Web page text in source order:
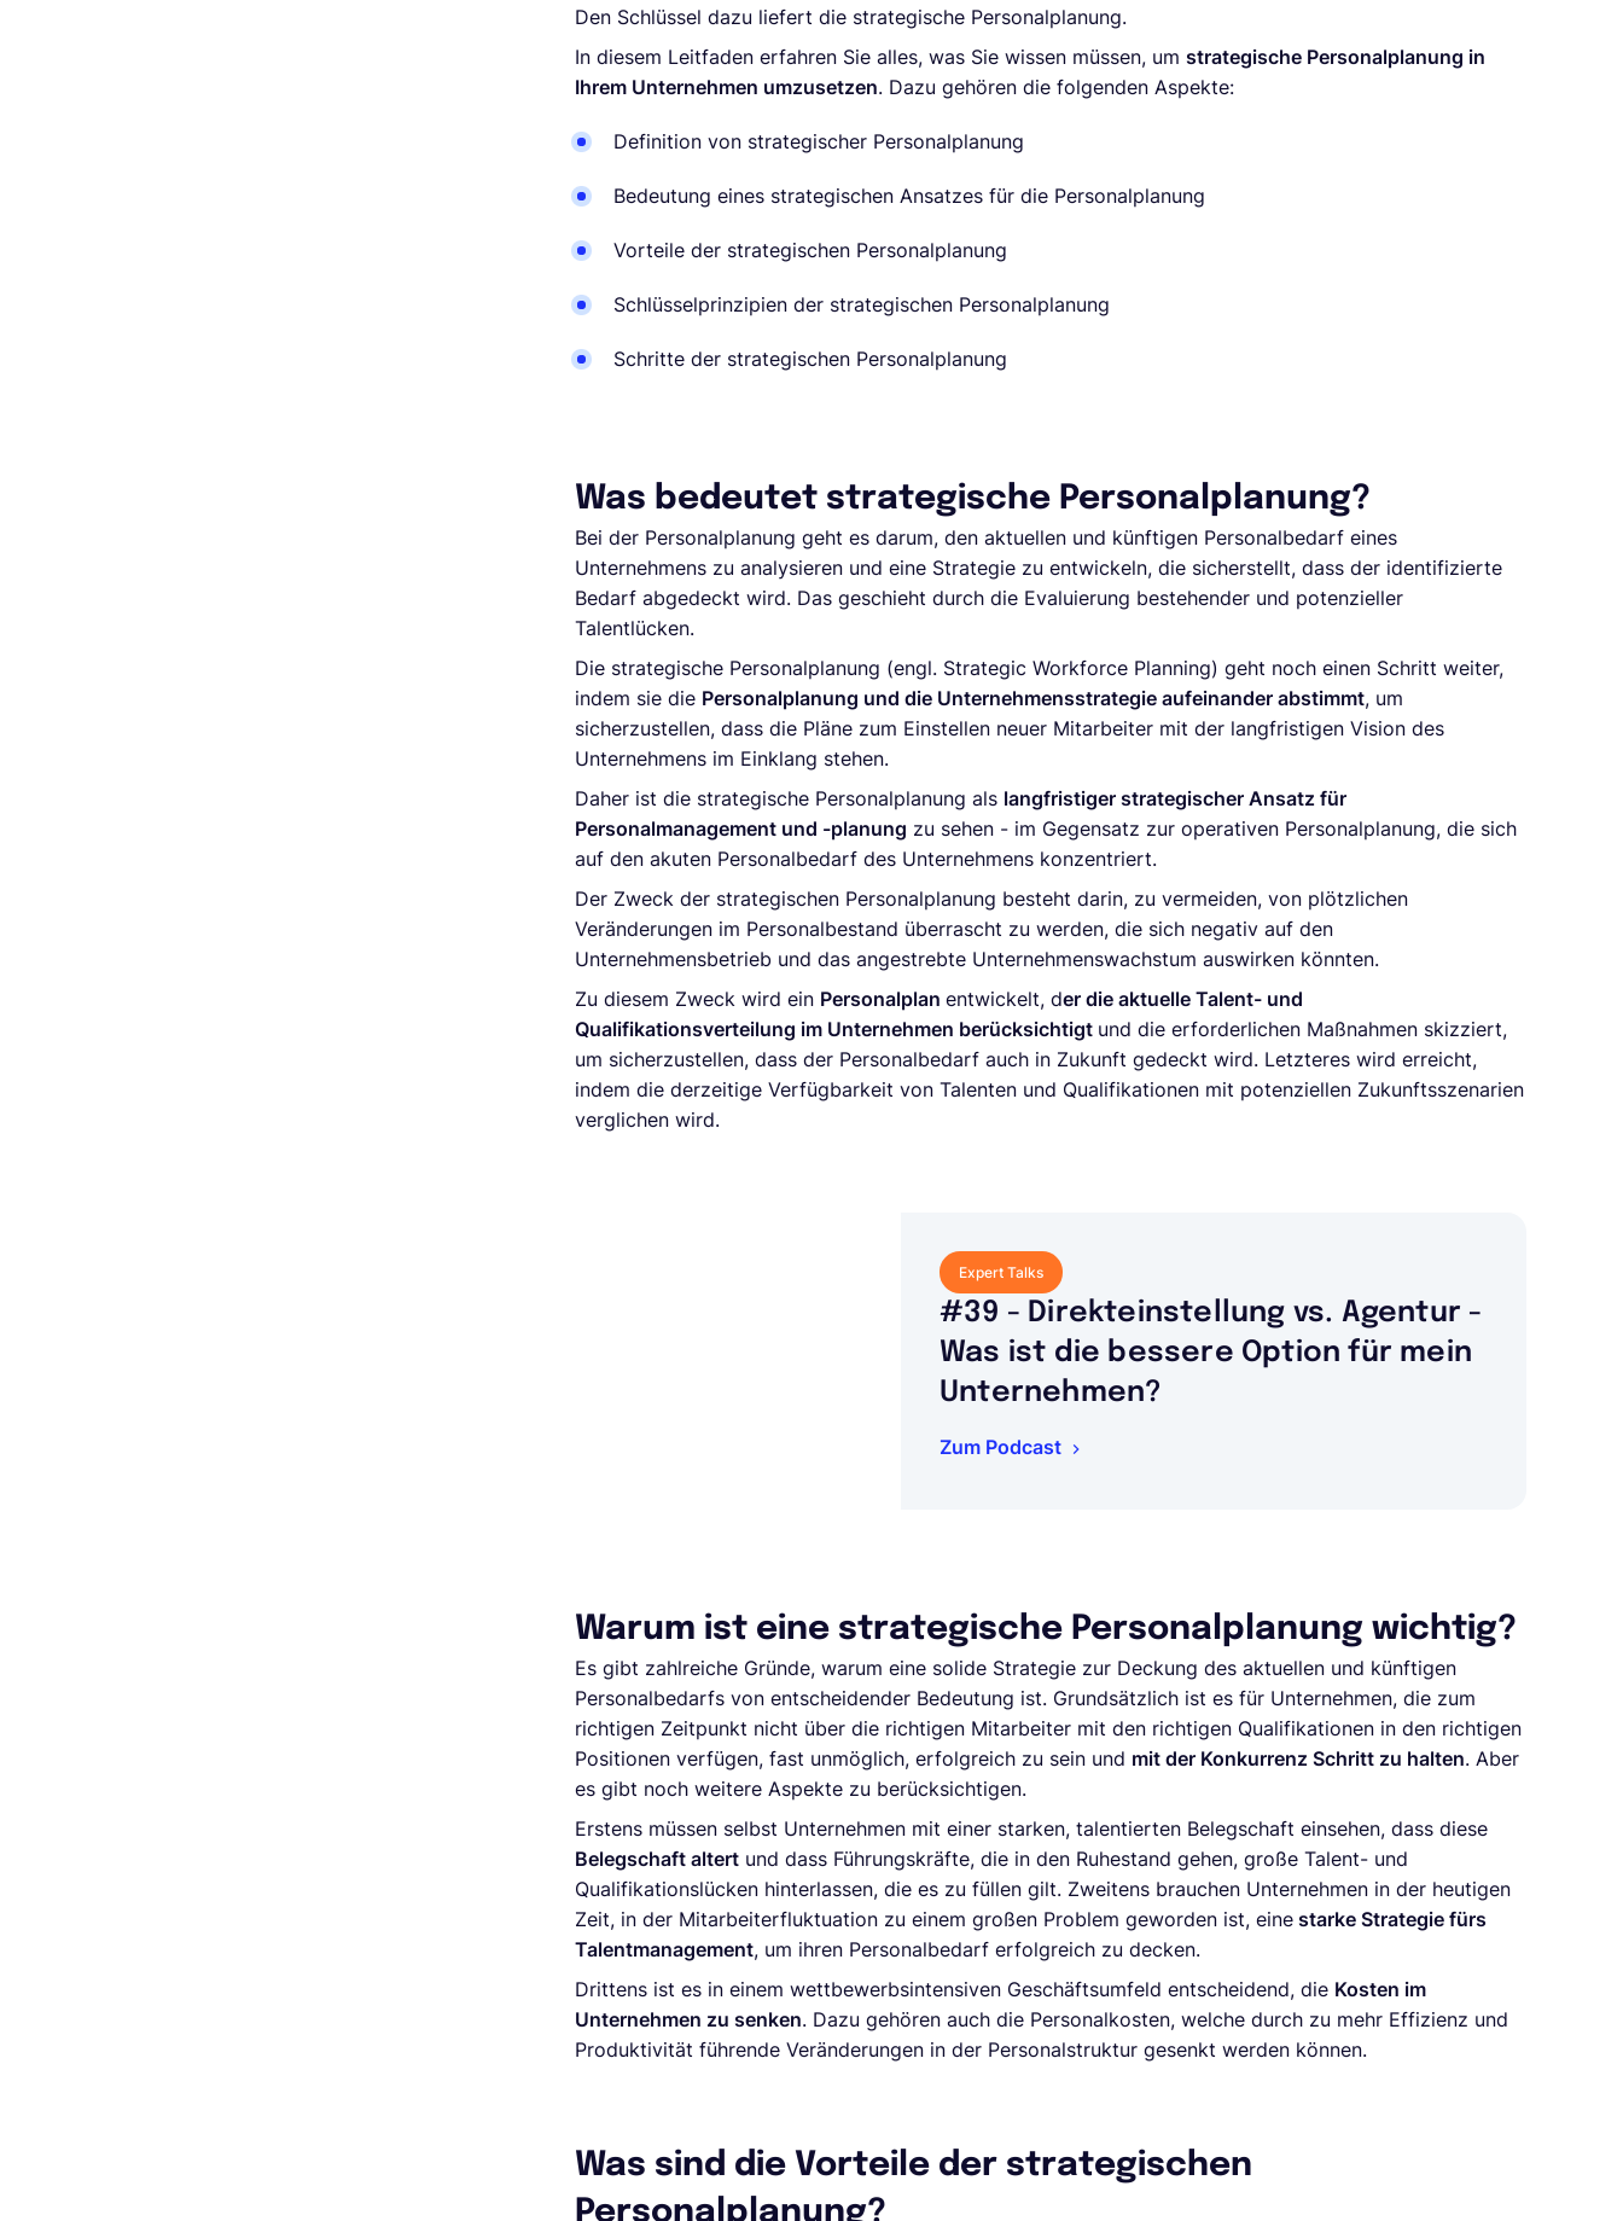
Den Schlüssel dazu liefert die strategische Personalplanung.
In diesem Leitfaden erfahren Sie alles, was Sie wissen müssen, um strategische Personalplanung in
Ihrem Unternehmen umzusetzen. Dazu gehören die folgenden Aspekte:
Definition von strategischer Personalplanung
Bedeutung eines strategischen Ansatzes für die Personalplanung
Vorteile der strategischen Personalplanung
Schlüsselprinzipien der strategischen Personalplanung
Schritte der strategischen Personalplanung
Was bedeutet strategische Personalplanung?
Bei der Personalplanung geht es darum, den aktuellen und künftigen Personalbedarf eines
Unternehmens zu analysieren und eine Strategie zu entwickeln, die sicherstellt, dass der identifizierte
Bedarf abgedeckt wird. Das geschieht durch die Evaluierung bestehender und potenzieller
Talentlücken.
Die strategische Personalplanung (engl. Strategic Workforce Planning) geht noch einen Schritt weiter,
indem sie die Personalplanung und die Unternehmensstrategie aufeinander abstimmt, um
sicherzustellen, dass die Pläne zum Einstellen neuer Mitarbeiter mit der langfristigen Vision des
Unternehmens im Einklang stehen.
Daher ist die strategische Personalplanung als langfristiger strategischer Ansatz für
Personalmanagement und -planung zu sehen - im Gegensatz zur operativen Personalplanung, die sich
auf den akuten Personalbedarf des Unternehmens konzentriert.
Der Zweck der strategischen Personalplanung besteht darin, zu vermeiden, von plötzlichen
Veränderungen im Personalbestand überrascht zu werden, die sich negativ auf den
Unternehmensbetrieb und das angestrebte Unternehmenswachstum auswirken könnten.
Zu diesem Zweck wird ein Personalplan entwickelt, der die aktuelle Talent- und
Qualifikationsverteilung im Unternehmen berücksichtigt und die erforderlichen Maßnahmen skizziert,
um sicherzustellen, dass der Personalbedarf auch in Zukunft gedeckt wird. Letzteres wird erreicht,
indem die derzeitige Verfügbarkeit von Talenten und Qualifikationen mit potenziellen Zukunftsszenarien
verglichen wird.
Expert Talks
#39 - Direkteinstellung vs. Agentur -
Was ist die bessere Option für mein
Unternehmen?
Zum Podcast
Warum ist eine strategische Personalplanung wichtig?
Es gibt zahlreiche Gründe, warum eine solide Strategie zur Deckung des aktuellen und künftigen
Personalbedarfs von entscheidender Bedeutung ist. Grundsätzlich ist es für Unternehmen, die zum
richtigen Zeitpunkt nicht über die richtigen Mitarbeiter mit den richtigen Qualifikationen in den richtigen
Positionen verfügen, fast unmöglich, erfolgreich zu sein und mit der Konkurrenz Schritt zu halten. Aber
es gibt noch weitere Aspekte zu berücksichtigen.
Erstens müssen selbst Unternehmen mit einer starken, talentierten Belegschaft einsehen, dass diese
Belegschaft altert und dass Führungskräfte, die in den Ruhestand gehen, große Talent- und
Qualifikationslücken hinterlassen, die es zu füllen gilt. Zweitens brauchen Unternehmen in der heutigen
Zeit, in der Mitarbeiterfluktuation zu einem großen Problem geworden ist, eine starke Strategie fürs
Talentmanagement, um ihren Personalbedarf erfolgreich zu decken.
Drittens ist es in einem wettbewerbsintensiven Geschäftsumfeld entscheidend, die Kosten im
Unternehmen zu senken. Dazu gehören auch die Personalkosten, welche durch zu mehr Effizienz und
Produktivität führende Veränderungen in der Personalstruktur gesenkt werden können.
Was sind die Vorteile der strategischen
Personalplanung?